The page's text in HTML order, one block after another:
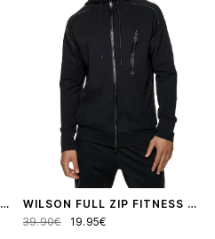
BRYANT FITNESS JOGGER PANTS
WILSON FULL ZIP FITNESS HOODIE JACKET
39.90€
19.95€